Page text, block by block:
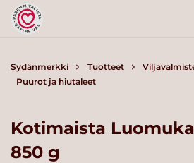
Sydänmerkki Tuotteet
Puurot ja hiutaleet
Kotimaista
850 g